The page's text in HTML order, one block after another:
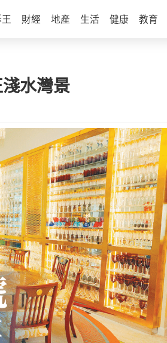
財經 地產 生活 健康 教育
水灣景